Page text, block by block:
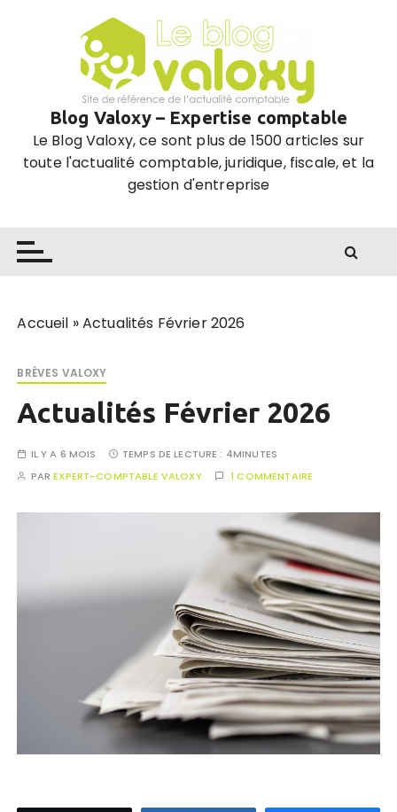
Blog Valoxy – Expertise comptable
Le Blog Valoxy, ce sont plus de 1500 articles sur
toute l'actualité comptable, juridique, fiscale, et la
gestion d'entreprise
Accueil »Actualités Février 2026
BRÈVES VALOXY
Actualités Février 2026
IL Y A 6 MOIS TEMPS DE LECTURE : 4MINUTES
PAREXPERT-COMPTABLE VALOXY 1 COMMENTAIRE